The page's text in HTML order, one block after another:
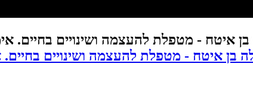
איטח - מטפלת להעצמה ושינויים בחיים.
בן איטח - מטפלת להעצמה ושינויים בחיים.